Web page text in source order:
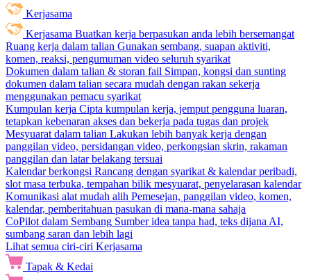
Kerjasama
Kerjasama Buatkan kerja berpasukan anda lebih bersemangat
Ruang kerja dalam talian Gunakan sembang, suapan aktiviti,
komen, reaksi, pengumuman video seluruh syarikat
Dokumen dalam talian & storan fail Simpan, kongsi dan sunting
dokumen dalam talian secara mudah dengan rakan sekerja
menggunakan pemacu syarikat
Kumpulan kerja Cipta kumpulan kerja, jemput pengguna luaran,
tetapkan kebenaran akses dan bekerja pada tugas dan projek
Mesyuarat dalam talian Lakukan lebih banyak kerja dengan
panggilan video, persidangan video, perkongsian skrin, rakaman
panggilan dan latar belakang tersuai
Kalendar berkongsi Rancang dengan syarikat & kalendar peribadi,
slot masa terbuka, tempahan bilik mesyuarat, penyelarasan kalendar
Komunikasi alat mudah alih Pemesejan, panggilan video, komen,
kalendar, pemberitahuan pasukan di mana-mana sahaja
CoPilot dalam Sembang Sumber idea tanpa had, teks dijana AI,
sumbang saran dan lebih lagi
Lihat semua ciri-ciri Kerjasama
Tapak & Kedai